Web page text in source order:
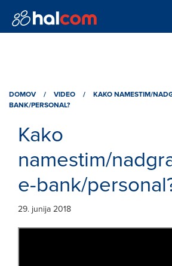
Halcom MultiPay
E-računi
Obnova
O NAS
Kdo smo
Kontakt
DOMOV / VIDEO /
KAKO NAMESTIM/
BANK/PERSONAL?
Kako
namestim/
e-bank/
29. junija 2018